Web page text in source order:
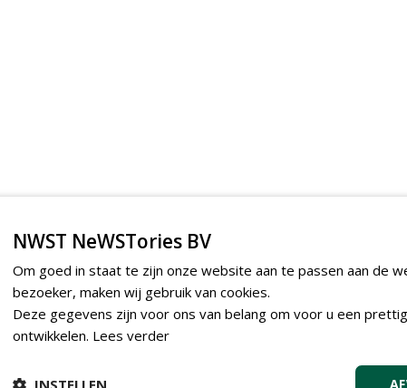
NWST NeWSTories BV
Om goed in staat te zijn onze website aan te passen aan de
bezoeker, maken wij gebruik van cookies.
Deze gegevens zijn voor ons van belang om voor u een
ontwikkelen. Lees verder
INSTELLEN